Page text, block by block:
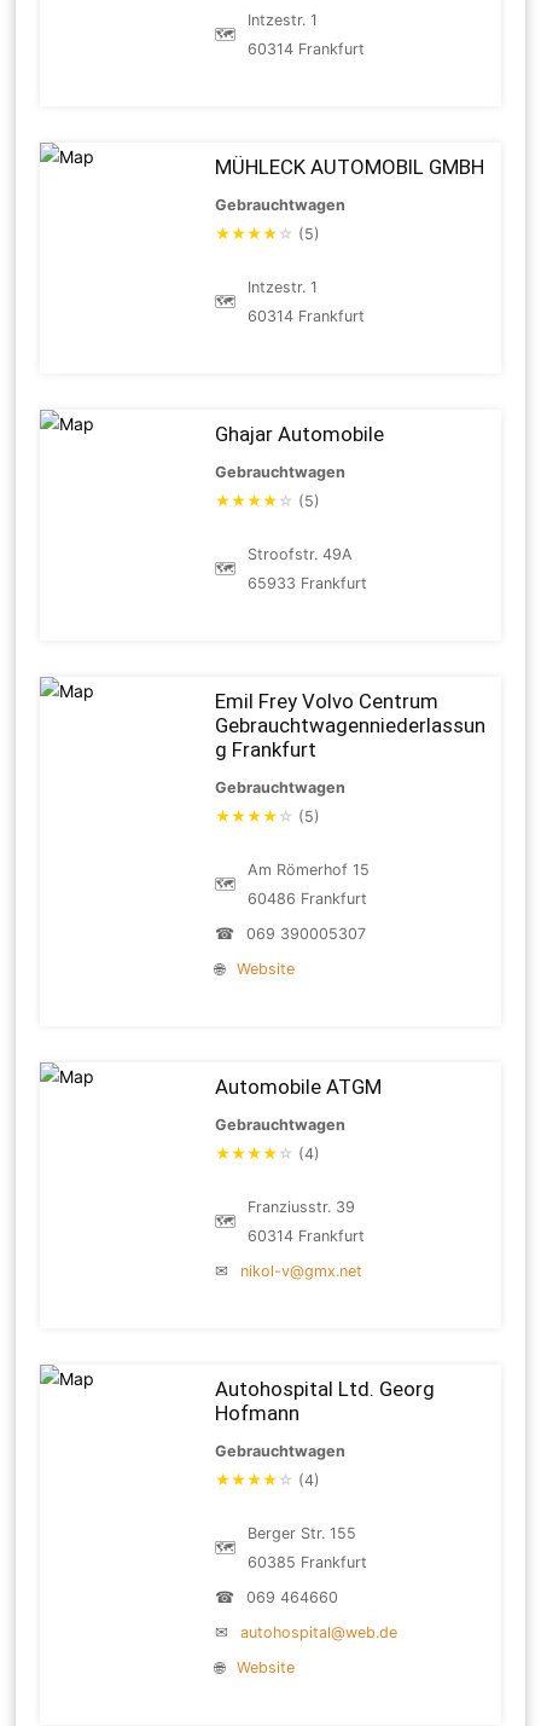
🗺
Intzestr. 1
60314 Frankfurt
MÜHLECK AUTOMOBIL GMBH
Gebrauchtwagen
★★★★ ☆ (5)
🗺
Intzestr. 1
60314 Frankfurt
Ghajar Automobile
Gebrauchtwagen
★★★★ ☆ (5)
🗺
Stroofstr. 49A
65933 Frankfurt
Emil Frey Volvo Centrum
Gebrauchtwagenniederlassun
g Frankfurt
Gebrauchtwagen
★★★★ ☆ (5)
🗺
Am Römerhof 15
60486 Frankfurt
☎
069 390005307
🌐
Website
Automobile ATGM
Gebrauchtwagen
★★★★ ☆ (4)
🗺
Franziusstr. 39
60314 Frankfurt
✉
nikol-v@gmx.net
Autohospital Ltd. Georg
Hofmann
Gebrauchtwagen
★★★★ ☆ (4)
🗺
Berger Str. 155
60385 Frankfurt
☎
069 464660
✉
autohospital@web.de
🌐
Website